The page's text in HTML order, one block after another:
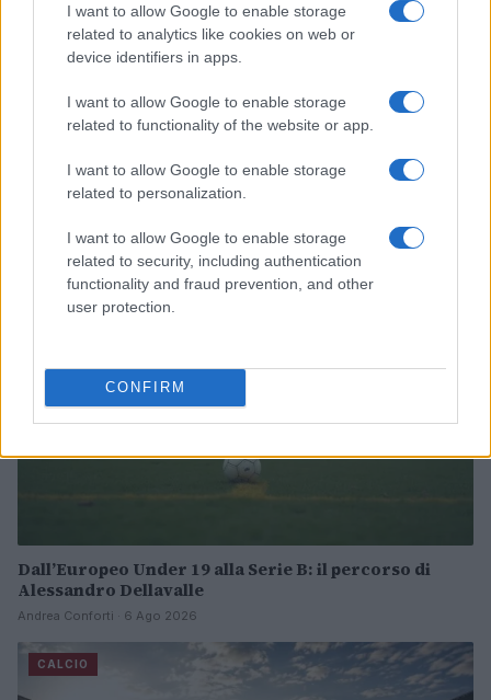
I want to allow Google to enable storage
related to analytics like cookies on web or
device identifiers in apps.
I want to allow Google to enable storage
related to functionality of the website or app.
I want to allow Google to enable storage
related to personalization.
I want to allow Google to enable storage
related to security, including authentication
functionality and fraud prevention, and other
user protection.
CONFIRM
Fifa e Infantino: il presidente resiste alle pressioni
dopo il piano di privatizzazione
CALCIO
Dall’Europeo Under 19 alla Serie B: il percorso di
Alessandro Dellavalle
Andrea Conforti · 6 Ago 2026
CALCIO